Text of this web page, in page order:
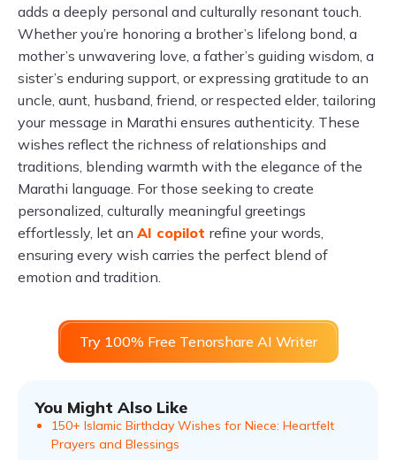
adds a deeply personal and culturally resonant touch.
Whether you’re honoring a brother’s lifelong bond, a
mother’s unwavering love, a father’s guiding wisdom, a
sister’s enduring support, or expressing gratitude to an
uncle, aunt, husband, friend, or respected elder, tailoring
your message in Marathi ensures authenticity. These
wishes reflect the richness of relationships and
traditions, blending warmth with the elegance of the
Marathi language. For those seeking to create
personalized, culturally meaningful greetings
effortlessly, let an AI copilot refine your words,
ensuring every wish carries the perfect blend of
emotion and tradition.
Try 100% Free Tenorshare AI Writer
You Might Also Like
150+ Islamic Birthday Wishes for Niece: Heartfelt
Prayers and Blessings